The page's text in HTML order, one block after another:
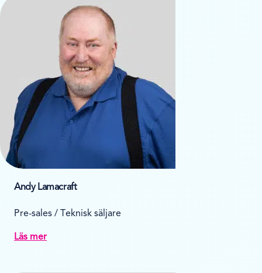
Andy Lamacraft
Pre-sales / Teknisk säljare
Läs mer